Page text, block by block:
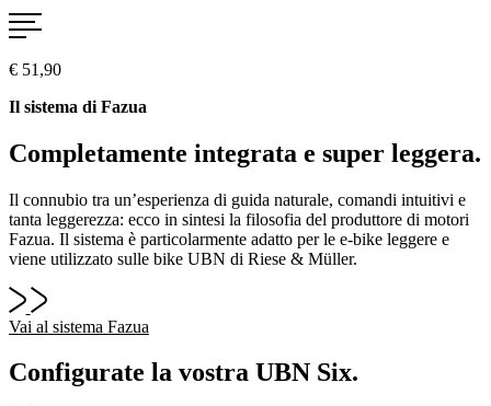
€ 51,90
Il sistema di Fazua
Completamente integrata e super leggera.
Il connubio tra un’esperienza di guida naturale, comandi intuitivi e
tanta leggerezza: ecco in sintesi la filosofia del produttore di motori
Fazua. Il sistema è particolarmente adatto per le e-bike leggere e
viene utilizzato sulle bike UBN di Riese & Müller.
Vai al sistema Fazua
Configurate la vostra UBN Six.